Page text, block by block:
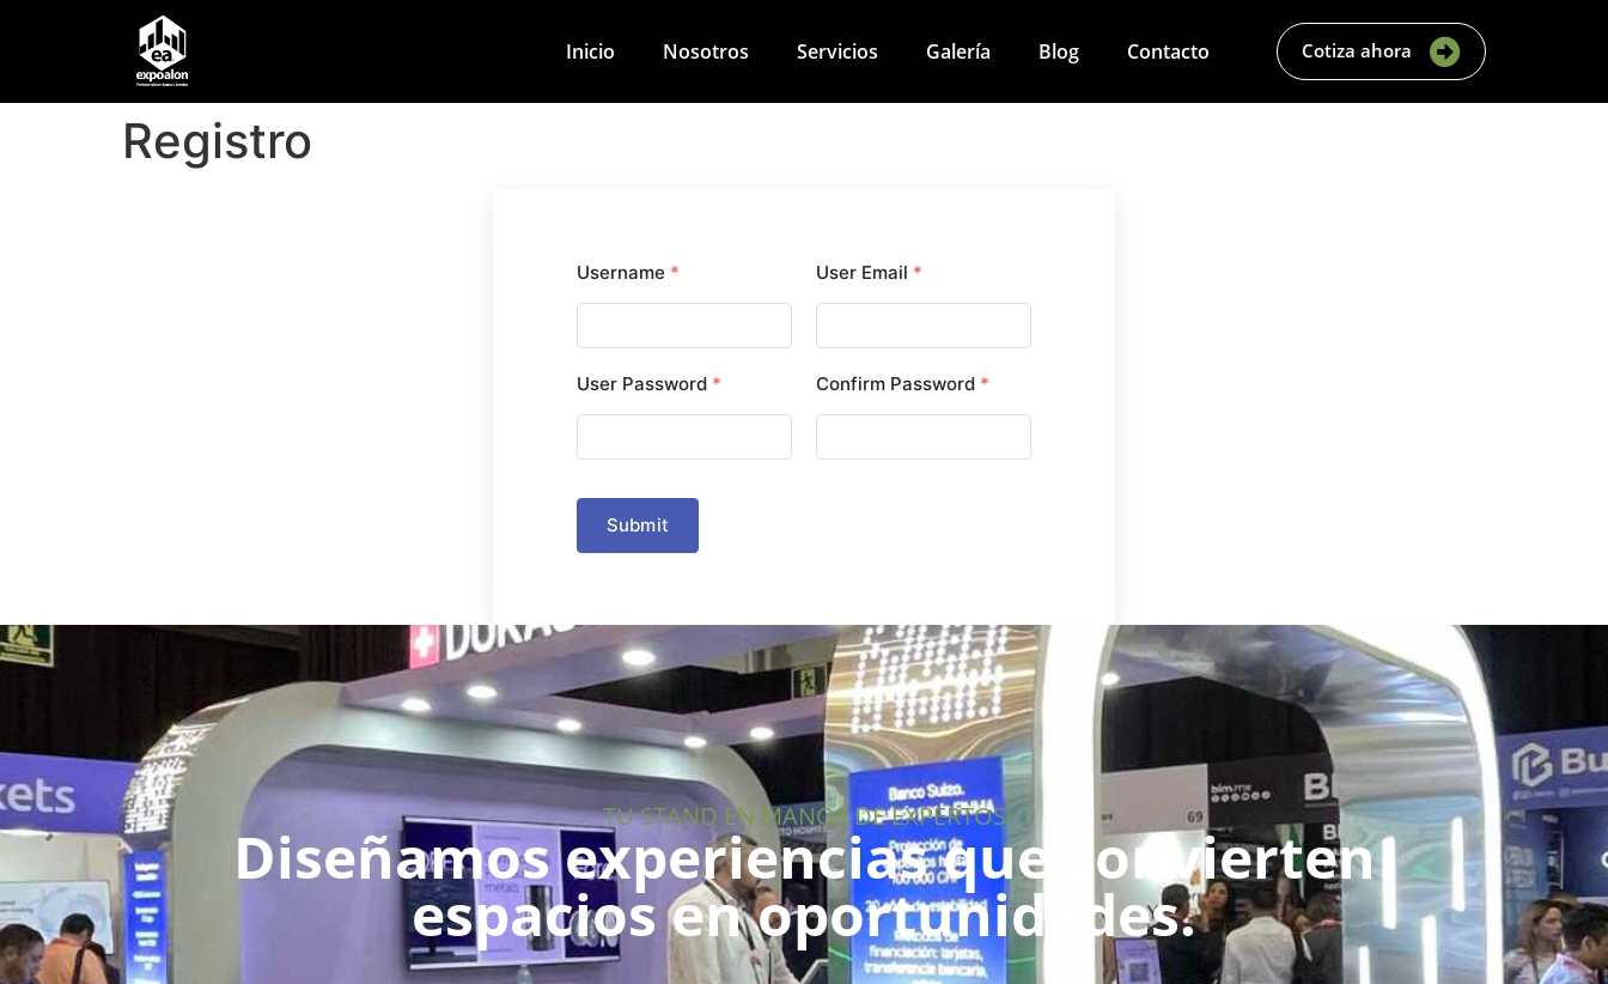
Inicio Nosotros Servicios Galería Blog Contacto Cotiza ahora
Registro
Username *
User Password *
User Email *
Confirm Password *
Submit
TU STAND EN MANOS DE EXPERTOS
Diseñamos experiencias que convierten
espacios en oportunidades.